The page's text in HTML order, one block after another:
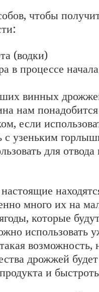
чтобы
(водки)
в процессе
винных
нам
если
с узеньким
для отвода
много их на
которые
использовать
дрожжей будет
и